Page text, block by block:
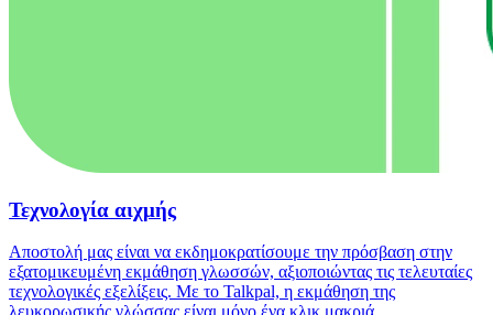
Τεχνολογία αιχμής
Αποστολή μας είναι να εκδημοκρατίσουμε την πρόσβαση στην
εξατομικευμένη εκμάθηση γλωσσών, αξιοποιώντας τις τελευταίες
τεχνολογικές εξελίξεις. Με το Talkpal, η εκμάθηση της